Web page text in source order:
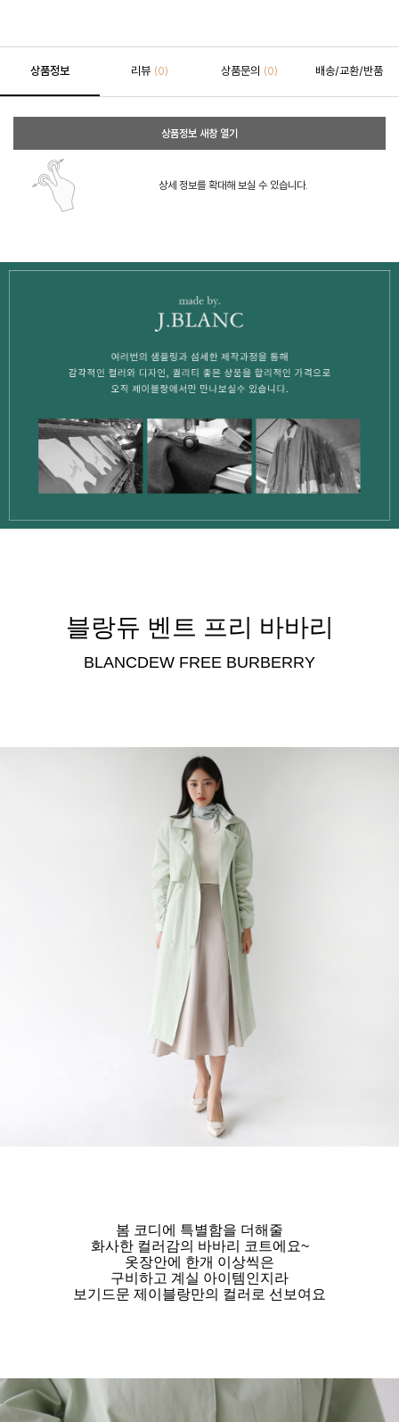
상품정보 리뷰 (0) 상품문의 (0) 배송/교환/반품
상품정보 새창 열기
상세 정보를 확대해 보실 수 있습니다.
블랑듀 벤트 프리 바바리
BLANCDEW FREE BURBERRY
봄 코디에 특별함을 더해줄
화사한 컬러감의 바바리 코트에요~
옷장안에 한개 이상씩은
구비하고 계실 아이템인지라
보기드문 제이블랑만의 컬러로 선보여요